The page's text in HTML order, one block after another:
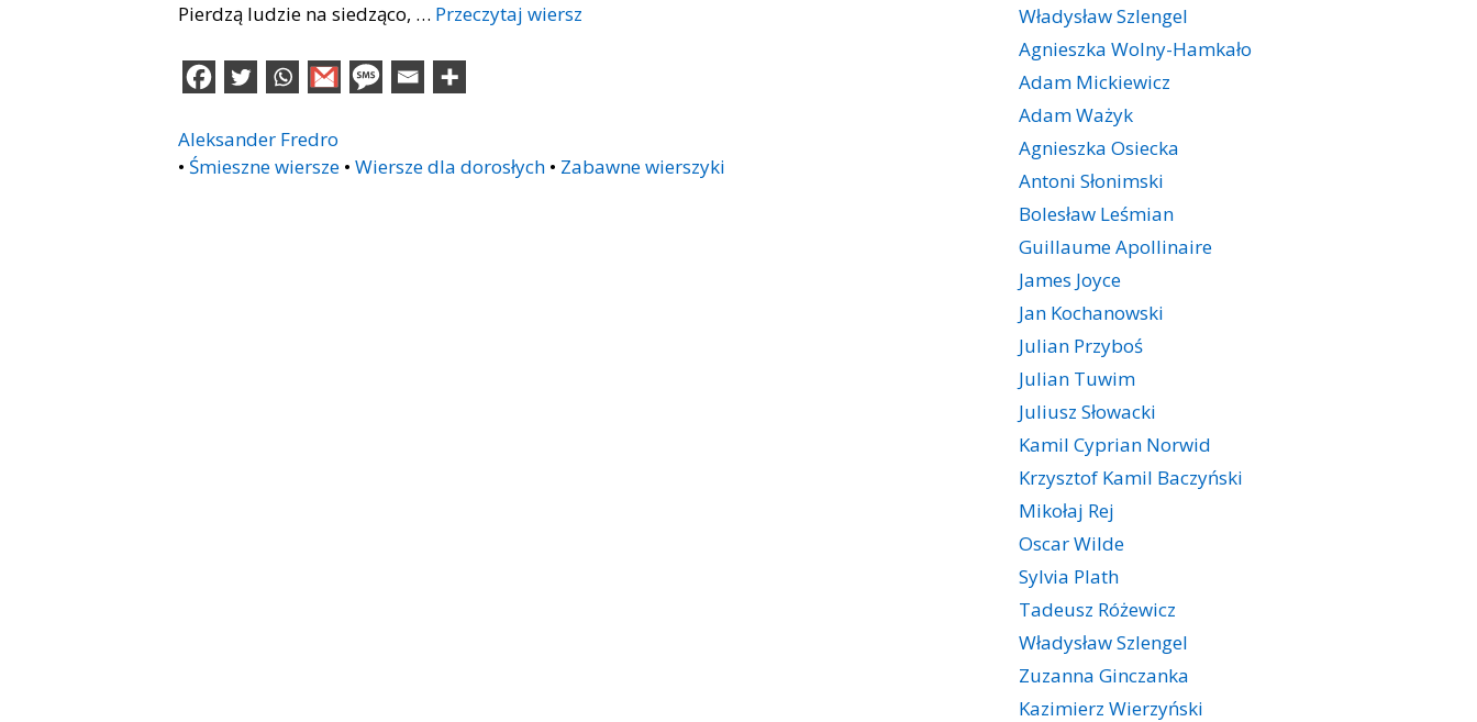
Pierdzą ludzie na siedząco, … Przeczytaj wiersz
Aleksander Fredro
• Śmieszne wiersze • Wiersze dla dorosłych • Zabawne wierszyki
Władysław Szlengel
Agnieszka Wolny-Hamkało
Adam Mickiewicz
Adam Ważyk
Agnieszka Osiecka
Antoni Słonimski
Bolesław Leśmian
Guillaume Apollinaire
James Joyce
Jan Kochanowski
Julian Przyboś
Julian Tuwim
Juliusz Słowacki
Kamil Cyprian Norwid
Krzysztof Kamil Baczyński
Mikołaj Rej
Oscar Wilde
Sylvia Plath
Tadeusz Różewicz
Władysław Szlengel
Zuzanna Ginczanka
Kazimierz Wierzyński